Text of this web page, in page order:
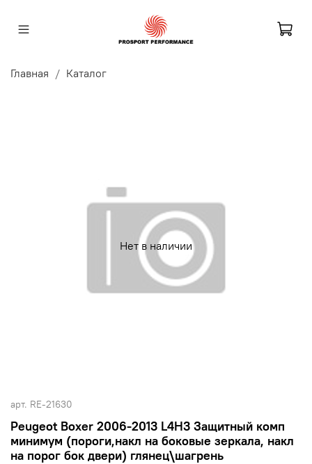
Главная Каталог
Нет в наличии
арт. RE-21630
Peugeot Boxer 2006-2013 L4H3 Защитный комп
минимум (пороги,накл на боковые зеркала, накл
на порог бок двери) глянец\шагрень